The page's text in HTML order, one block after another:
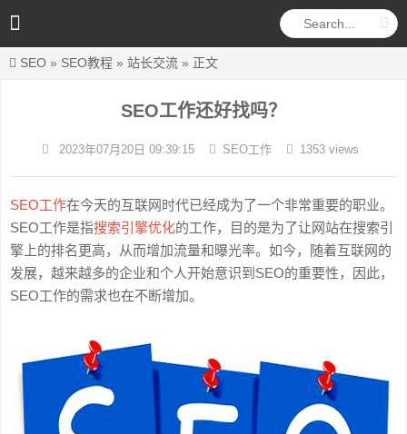
SEO » SEO教程 » 站长交流 » 正文
SEO工作还好找吗？
2023年07月20日 09:39:15 SEO工作 1353 views
SEO工作在今天的互联网时代已经成为了一个非常重要的职业。
SEO工作是指搜索引擎优化的工作，目的是为了让网站在搜索引
擎上的排名更高，从而增加流量和曝光率。如今，随着互联网的
发展，越来越多的企业和个人开始意识到SEO的重要性，因此，
SEO工作的需求也在不断增加。